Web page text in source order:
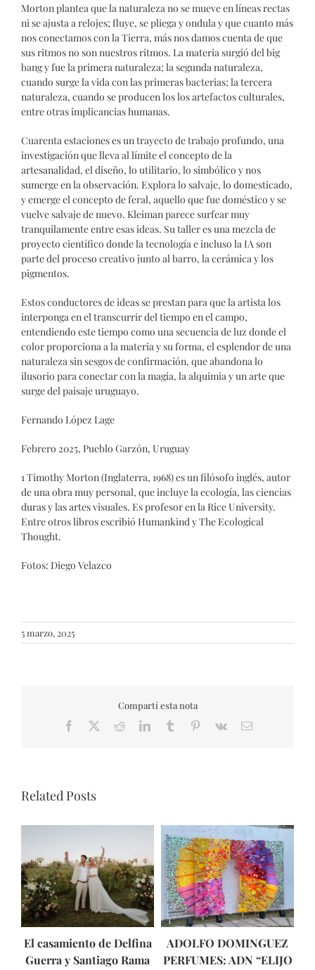
Morton plantea que la naturaleza no se mueve en líneas rectas
ni se ajusta a relojes; fluye, se pliega y ondula y que cuanto más
nos conectamos con la Tierra, más nos damos cuenta de que
sus ritmos no son nuestros ritmos. La materia surgió del big
bang y fue la primera naturaleza; la segunda naturaleza,
cuando surge la vida con las primeras bacterias; la tercera
naturaleza, cuando se producen los los artefactos culturales,
entre otras implicancias humanas.
Cuarenta estaciones es un trayecto de trabajo profundo, una
investigación que lleva al límite el concepto de la
artesanalidad, el diseño, lo utilitario, lo simbólico y nos
sumerge en la observación. Explora lo salvaje, lo domesticado,
y emerge el concepto de feral, aquello que fue doméstico y se
vuelve salvaje de nuevo. Kleiman parece surfear muy
tranquilamente entre esas ideas. Su taller es una mezcla de
proyecto científico donde la tecnología e incluso la IA son
parte del proceso creativo junto al barro, la cerámica y los
pigmentos.
Estos conductores de ideas se prestan para que la artista los
interponga en el transcurrir del tiempo en el campo,
entendiendo este tiempo como una secuencia de luz donde el
color proporciona a la materia y su forma, el esplendor de una
naturaleza sin sesgos de confirmación, que abandona lo
ilusorio para conectar con la magia, la alquimia y un arte que
surge del paisaje uruguayo.
Fernando López Lage
Febrero 2025, Pueblo Garzón, Uruguay
1 Timothy Morton (Inglaterra, 1968) es un filósofo inglés, autor
de una obra muy personal, que incluye la ecología, las ciencias
duras y las artes visuales. Es profesor en la Rice University.
Entre otros libros escribió Humankind y The Ecological
Thought.
Fotos: Diego Velazco
5 marzo, 2025
Compartí esta nota
Facebook RedditLinkedInTumblr Pinterest
Vk Email
Related Posts
El casamiento de Delfina
Guerra y Santiago Rama
ADOLFO DOMINGUEZ
PERFUMES: ADN “ELIJO